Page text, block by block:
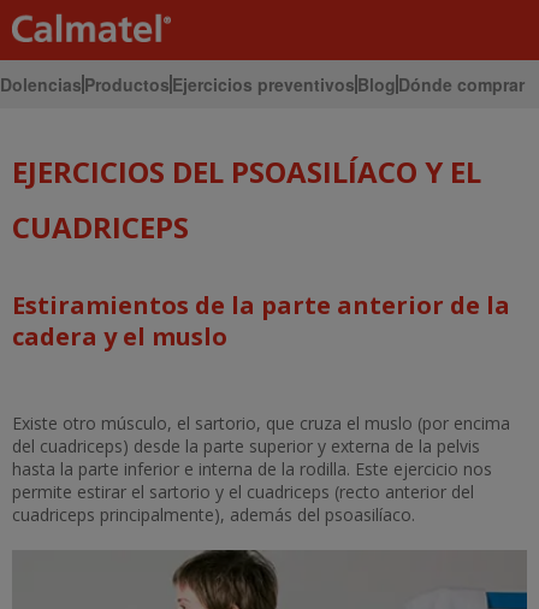
Dolencias Productos Ejercicios preventivos Blog Dónde comprar
Inicio Ejercicios
EJERCICIOS DEL PSOASILÍACO Y EL
CUADRICEPS
Estiramientos de la parte anterior de la
cadera y el muslo
Existe otro músculo, el sartorio, que cruza el muslo (por encima
del cuadriceps) desde la parte superior y externa de la pelvis
hasta la parte inferior e interna de la rodilla. Este ejercicio nos
permite estirar el sartorio y el cuadriceps (recto anterior del
cuadriceps principalmente), además del psoasilíaco.